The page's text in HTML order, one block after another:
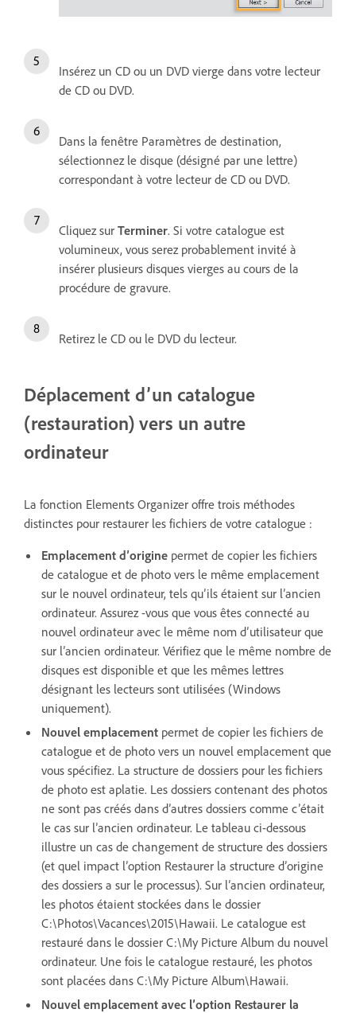
Insérez un CD ou un DVD vierge dans votre lecteur
de CD ou DVD.
Dans la fenêtre Paramètres de destination,
sélectionnez le disque (désigné par une lettre)
correspondant à votre lecteur de CD ou DVD.
Cliquez sur Terminer. Si votre catalogue est
volumineux, vous serez probablement invité à
insérer plusieurs disques vierges au cours de la
procédure de gravure.
Retirez le CD ou le DVD du lecteur.
Déplacement d’un catalogue
(restauration) vers un autre
ordinateur
La fonction Elements Organizer offre trois méthodes
distinctes pour restaurer les fichiers de votre catalogue :
Emplacement d’origine permet de copier les fichiers
de catalogue et de photo vers le même emplacement
sur le nouvel ordinateur, tels qu’ils étaient sur l’ancien
ordinateur. Assurez -vous que vous êtes connecté au
nouvel ordinateur avec le même nom d’utilisateur que
sur l’ancien ordinateur. Vérifiez que le même nombre de
disques est disponible et que les mêmes lettres
désignant les lecteurs sont utilisées (Windows
uniquement).
Nouvel emplacement permet de copier les fichiers de
catalogue et de photo vers un nouvel emplacement que
vous spécifiez. La structure de dossiers pour les fichiers
de photo est aplatie. Les dossiers contenant des photos
ne sont pas créés dans d’autres dossiers comme c’était
le cas sur l’ancien ordinateur. Le tableau ci-dessous
illustre un cas de changement de structure des dossiers
(et quel impact l’option Restaurer la structure d’origine
des dossiers a sur le processus). Sur l’ancien ordinateur,
les photos étaient stockées dans le dossier
C:\Photos\Vacances\2015\Hawaii. Le catalogue est
restauré dans le dossier C:\My Picture Album du nouvel
ordinateur. Une fois le catalogue restauré, les photos
sont placées dans C:\My Picture Album\Hawaii.
Nouvel emplacement avec l’option Restaurer la